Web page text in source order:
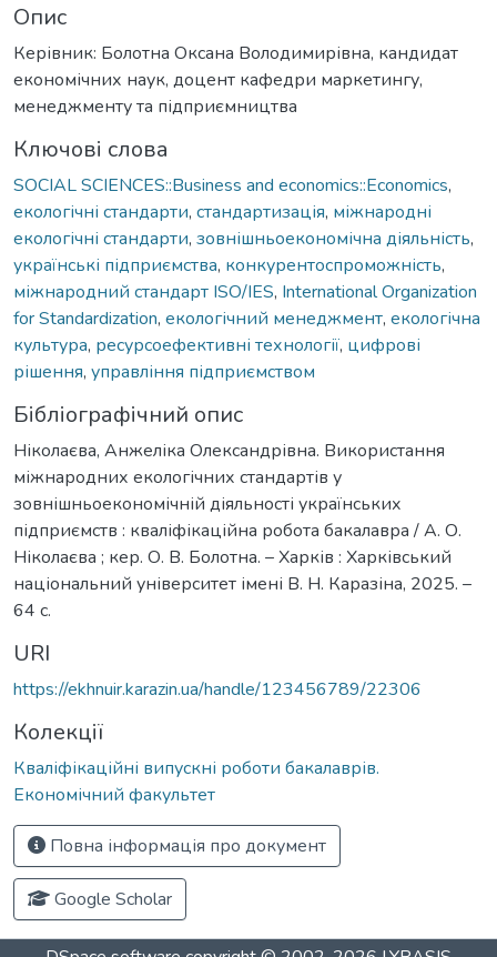
Опис
Керівник: Болотна Оксана Володимирівна, кандидат
економічних наук, доцент кафедри маркетингу,
менеджменту та підприємництва
Ключові слова
SOCIAL SCIENCES::Business and economics::Economics,
екологічні стандарти, стандартизація, міжнародні
екологічні стандарти, зовнішньоекономічна діяльність,
українські підприємства, конкурентоспроможність,
міжнародний стандарт ISO/IES, International Organization
for Standardization, екологічний менеджмент, екологічна
культура, ресурсоефективні технології, цифрові
рішення, управління підприємством
Бібліографічний опис
Ніколаєва, Анжеліка Олександрівна. Використання
міжнародних екологічних стандартів у
зовнішньоекономічній діяльності українських
підприємств : кваліфікаційна робота бакалавра / А. О.
Ніколаєва ; кер. О. В. Болотна. – Харків : Харківський
національний університет імені В. Н. Каразіна, 2025. –
64 с.
URI
https://ekhnuir.karazin.ua/handle/123456789/22306
Колекції
Кваліфікаційні випускні роботи бакалаврів.
Економічний факультет
Повна інформація про документ
Google Scholar